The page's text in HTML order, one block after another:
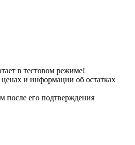
в тестовом режиме!
и информации об остатках
после его подтверждения